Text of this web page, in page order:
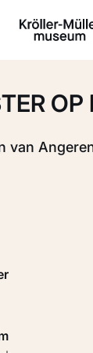
OP
van